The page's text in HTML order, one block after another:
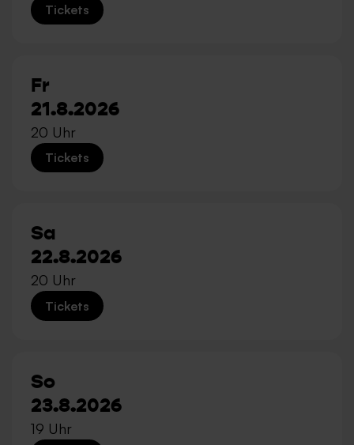
Tickets
Fr
21.8.2026
20 Uhr
Tickets
Sa
22.8.2026
20 Uhr
Tickets
So
23.8.2026
19 Uhr